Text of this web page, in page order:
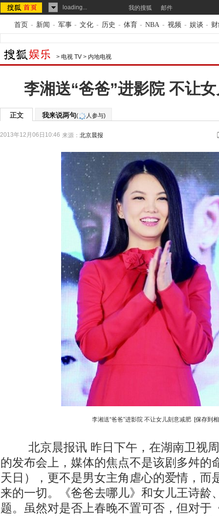
loading... 我的搜狐 邮件
首页 - 新闻 - 军事 - 文化 - 历史 - 体育 - NBA - 视频 - 娱谈 -
> 电视 TV > 内地电视
李湘送“爸爸”进影院 不让
正文 我来说两句( 人参与)
2013年12月06日10:46 来源： 北京晨报
李湘送“爸爸”进影院 不让女儿刻意减肥 [保存到
北京晨报讯 昨日下午，在湖南卫视周
的发布会上，媒体的焦点不是该剧多舛的
天日），更不是男女主角虐心的爱情，而
来的一切。《爸爸去哪儿》和女儿王诗龄
题。虽然对是否上春晚不置可否，但对于